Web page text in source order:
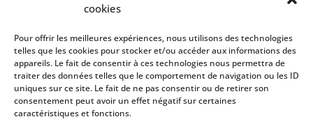
cookies
Pour offrir les meilleures expériences, nous utilisons des technologies
telles que les cookies pour stocker et/ou accéder aux informations des
appareils. Le fait de consentir à ces technologies nous permettra de
traiter des données telles que le comportement de navigation ou les ID
uniques sur ce site. Le fait de ne pas consentir ou de retirer son
consentement peut avoir un effet négatif sur certaines
caractéristiques et fonctions.
Contactez-Nous